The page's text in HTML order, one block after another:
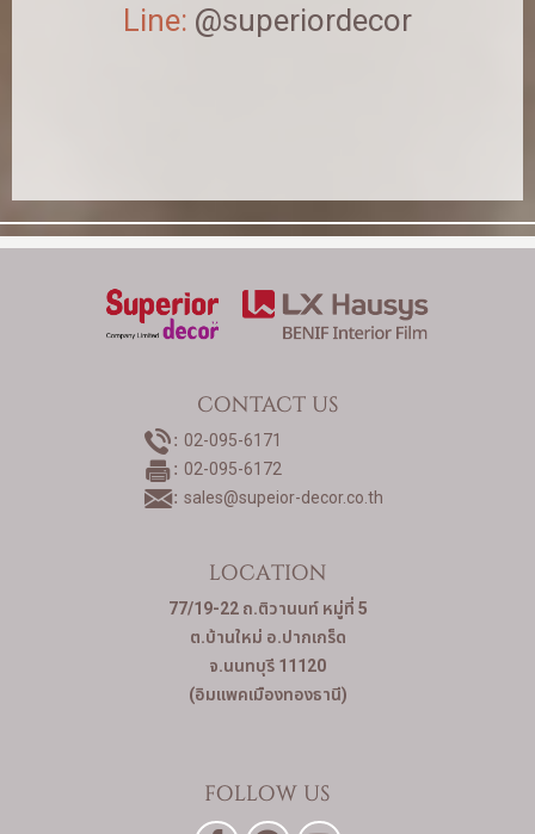
Line: @superiordecor
CONTACT US
02-095-6171
02-095-6172
sales@supeior-decor.co.th
LOCATION
77/19-22 ถ.ติวานนท์ หมู่ที่ 5
ต.บ้านใหม่ อ.ปากเกร็ด
จ.นนทบุรี 11120
(อิมแพคเมืองทองธานี)
FOLLOW US